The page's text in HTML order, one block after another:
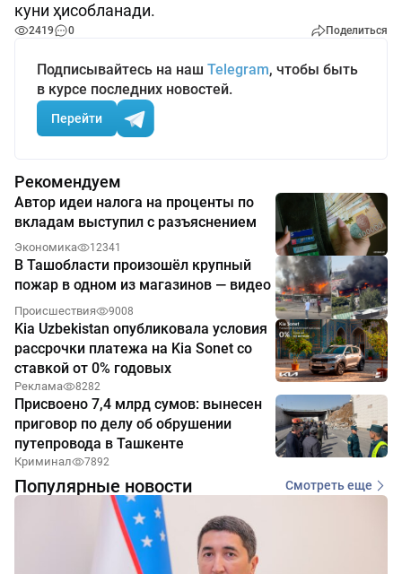
куни ҳисобланади.
2419 0 Поделиться
Подписывайтесь на наш Telegram, чтобы быть
в курсе последних новостей.
Перейти
Рекомендуем
Автор идеи налога на проценты по
вкладам выступил с разъяснением
Экономика 12341
В Ташобласти произошёл крупный
пожар в одном из магазинов — видео
Происшествия 9008
Kia Uzbekistan опубликовала условия
рассрочки платежа на Kia Sonet со
ставкой от 0% годовых
Реклама 8282
Присвоено 7,4 млрд сумов: вынесен
приговор по делу об обрушении
путепровода в Ташкенте
Криминал 7892
Популярные новости Смотреть еще